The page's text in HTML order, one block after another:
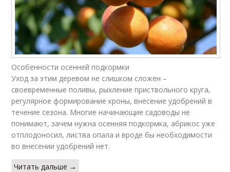
Особенности осенней подкормки
Уход за этим деревом не слишком сложен –
своевременные поливы, рыхление приствольного круга,
регулярное формирование кроны, внесение удобрений в
течение сезона. Многие начинающие садоводы не
понимают, зачем нужна осенняя подкормка, абрикос уже
отплодоносил, листва опала и вроде бы необходимости
во внесении удобрений нет.
Читать дальше →